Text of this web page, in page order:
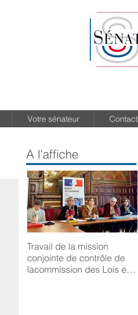
Votre sénateur Contact
A l'affiche
Travail de la mission
conjointe de contrôle de
lacommission des Lois et